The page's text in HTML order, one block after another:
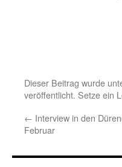
Dieser Beitrag wurde
veröffentlicht. Setze ein
← Interview in den
Februar